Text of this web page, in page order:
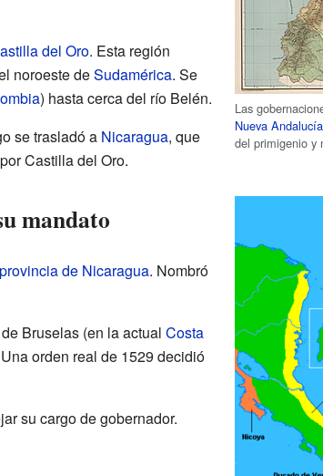
Las
Nueva Andalucía
del primigenio
del Oro. Esta región
noroeste deSudamérica. Se
) hasta cerca del río Belén.
se trasladó a Nicaragua, que
Castilla del Oro.
mandato
provincia de Nicaragua. Nombró
Bruselas (en la actual Costa
orden real de 1529 decidió
su cargo de gobernador.